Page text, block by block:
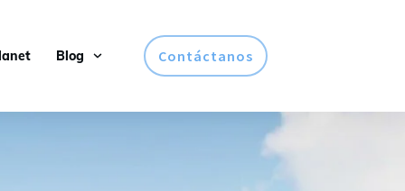
Blog Contáctanos